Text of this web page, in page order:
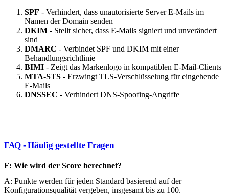
SPF - Verhindert, dass unautorisierte Server E-Mails im
Namen der Domain senden
DKIM - Stellt sicher, dass E-Mails signiert und unverändert
sind
DMARC - Verbindet SPF und DKIM mit einer
Behandlungsrichtlinie
BIMI - Zeigt das Markenlogo in kompatiblen E-Mail-Clients
MTA-STS - Erzwingt TLS-Verschlüsselung für eingehende
E-Mails
DNSSEC - Verhindert DNS-Spoofing-Angriffe
FAQ - Häufig gestellte Fragen
F: Wie wird der Score berechnet?
A: Punkte werden für jeden Standard basierend auf der
Konfigurationsqualität vergeben, insgesamt bis zu 100.